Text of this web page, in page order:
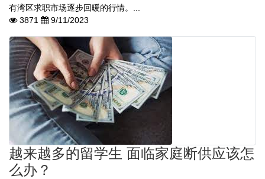
有湾区求职市场逐步回暖的行情。...
3871
9/11/2023
越来越多的留学生 面临家庭断供应该怎
么办？